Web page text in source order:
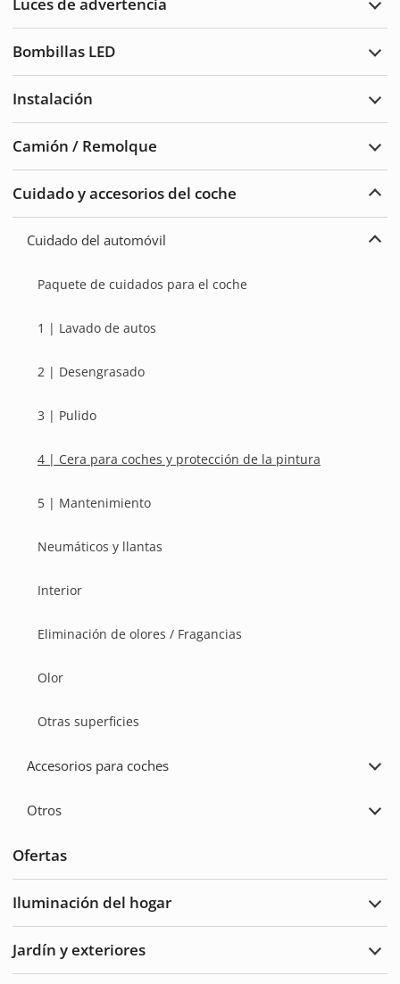
Luces de advertencia
Bombillas LED
Instalación
Camión / Remolque
Cuidado y accesorios del coche
Cuidado del automóvil
Paquete de cuidados para el coche
1 | Lavado de autos
2 | Desengrasado
3 | Pulido
4 | Cera para coches y protección de la pintura
5 | Mantenimiento
Neumáticos y llantas
Interior
Eliminación de olores / Fragancias
Olor
Otras superficies
Accesorios para coches
Otros
Ofertas
Iluminación del hogar
Jardín y exteriores